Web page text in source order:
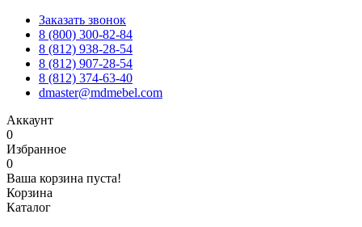
Заказать звонок
8 (800) 300-82-84
8 (812) 938-28-54
8 (812) 907-28-54
8 (812) 374-63-40
dmaster@mdmebel.com
Аккаунт
0
Избранное
0
Ваша корзина пуста!
Корзина
Каталог